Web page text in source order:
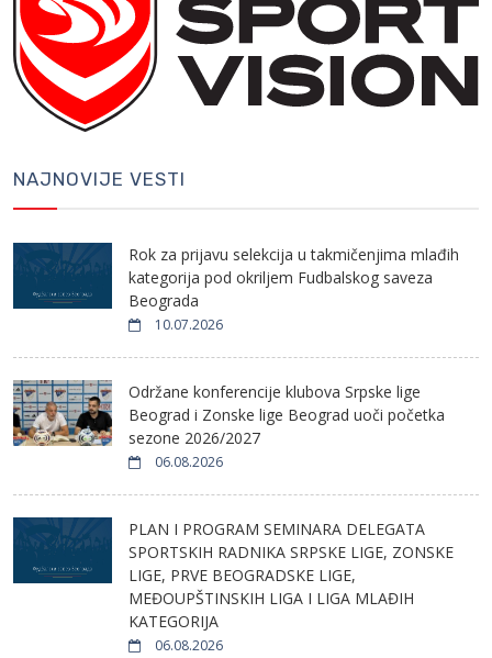
NAJNOVIJE VESTI
Rok za prijavu selekcija u takmičenjima mlađih
kategorija pod okriljem Fudbalskog saveza
Beograda
10.07.2026
Održane konferencije klubova Srpske lige
Beograd i Zonske lige Beograd uoči početka
sezone 2026/2027
06.08.2026
PLAN I PROGRAM SEMINARA DELEGATA
SPORTSKIH RADNIKA SRPSKE LIGE, ZONSKE
LIGE, PRVE BEOGRADSKE LIGE,
MEĐOUPŠTINSKIH LIGA I LIGA MLAĐIH
KATEGORIJA
06.08.2026